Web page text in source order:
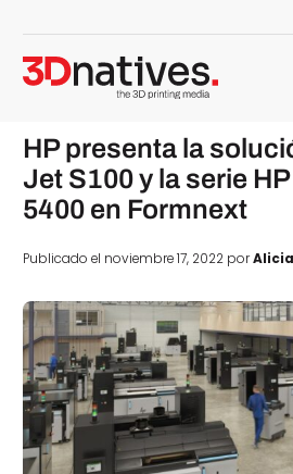
HP presenta la
Jet S100 y la serie
5400 en Formnext
Publicado el noviembre 17, 2022 por